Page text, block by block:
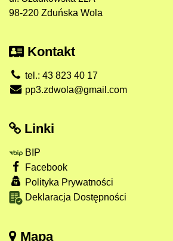
98-220 Zduńska Wola
Kontakt
tel.: 43 823 40 17
pp3.zdwola@gmail.com
Linki
BIP
Facebook
Polityka Prywatności
Deklaracja Dostępności
Mapa